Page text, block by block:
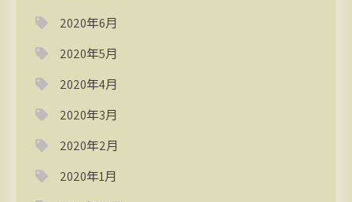
2020年6月
2020年5月
2020年4月
2020年3月
2020年2月
2020年1月